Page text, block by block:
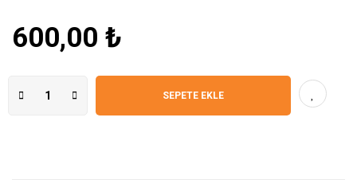
600,00 ₺
SEPETE EKLE